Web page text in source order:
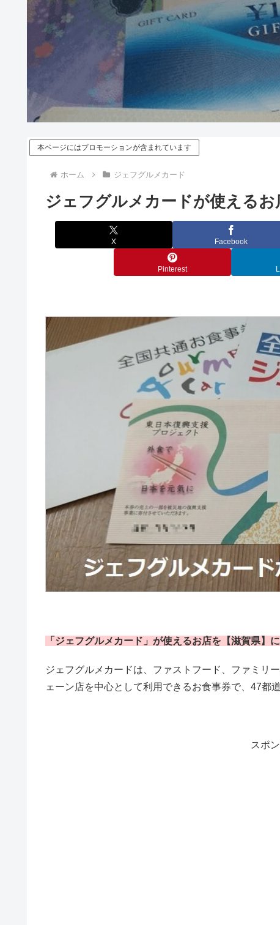
本ページにはプロモーションが含まれています
ホーム ジェフグルメカード
ジェフグルメカードが使えるお
X Facebook
Pinterest
「ジェフグルメカード」が使えるお店を【滋賀県】
ジェフグルメカードは、ファストフード、ファミリ
ェーン店を中心として利用できるお食事券で、47都
スポ